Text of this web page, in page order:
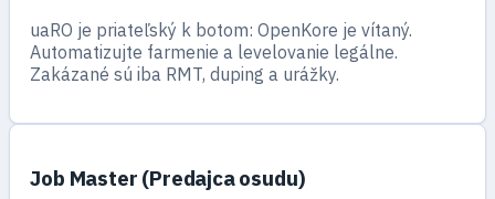
uaRO je priateľský k botom: OpenKore je vítaný.
Automatizujte farmenie a levelovanie legálne.
Zakázané sú iba RMT, duping a urážky.
Job Master (Predajca osudu)